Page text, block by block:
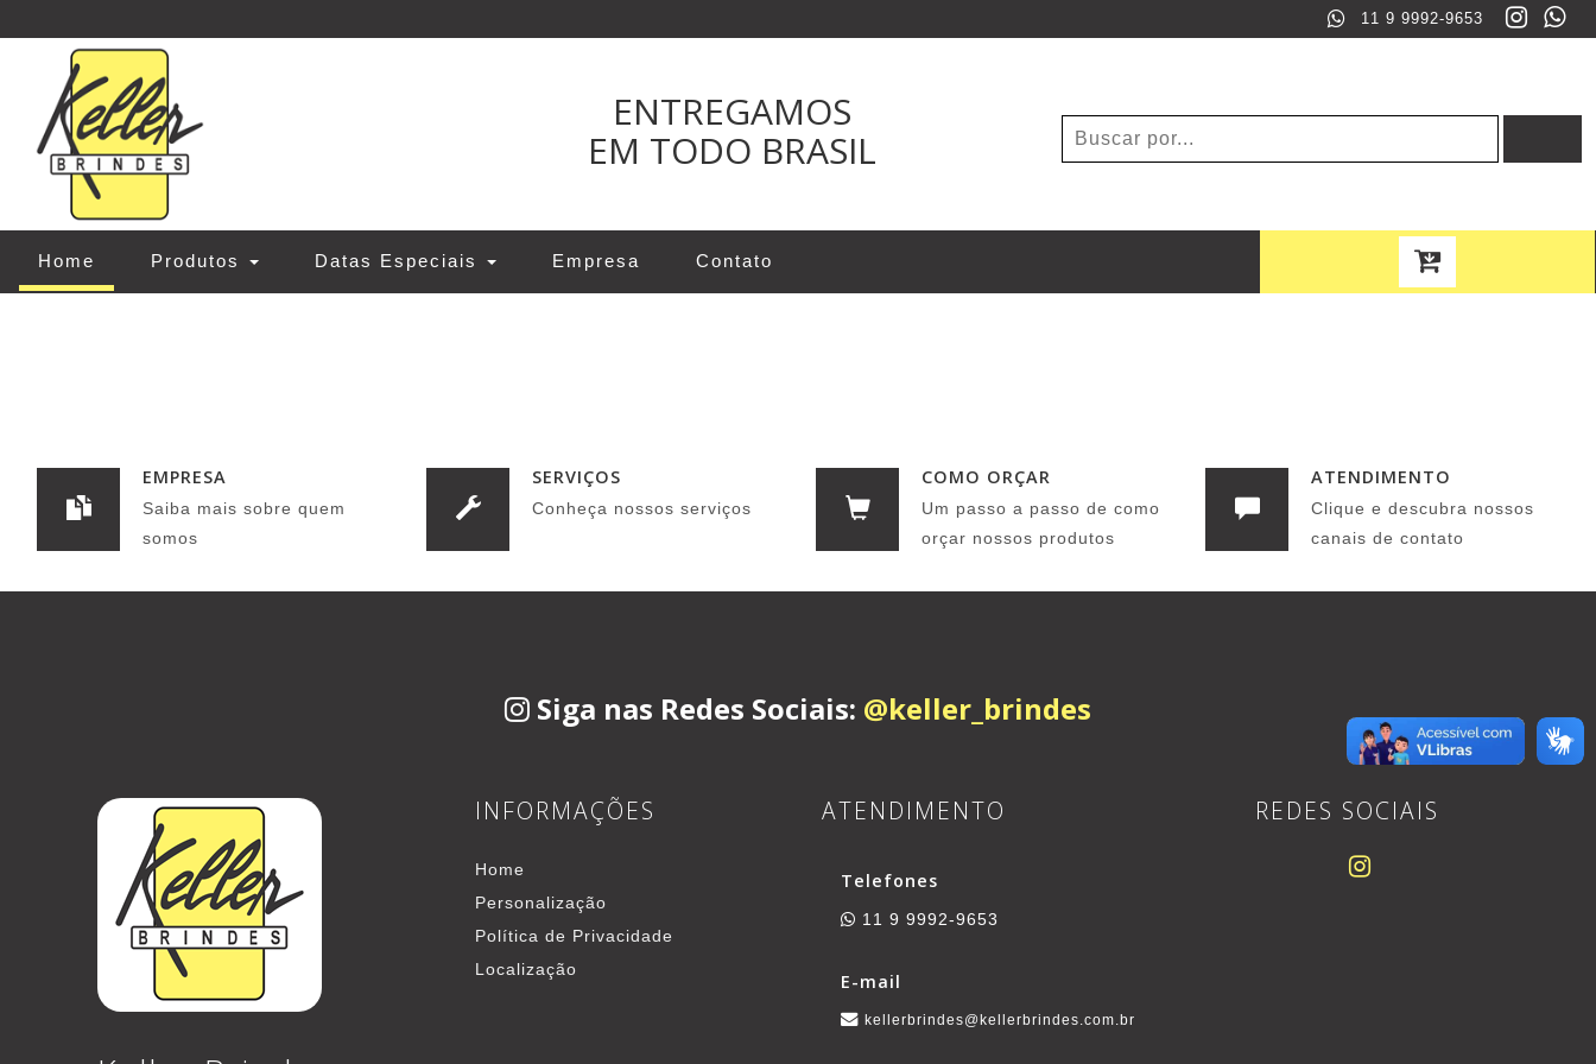
11 9 9992-9653
ENTREGAMOS
EM TODO BRASIL
Home (current)Produtos Datas Especiais Empresa Contato
EMPRESA
Saiba mais sobre quem
somos
SERVIÇOS
Conheça nossos serviços
COMO ORÇAR
Um passo a passo de como
orçar nossos produtos
ATENDIMENTO
Clique e descubra nossos
canais de contato
Siga nas Redes Sociais: @keller_brindes
INFORMAÇÕES
Home
Personalização
Política de Privacidade
Localização
ATENDIMENTO
Telefones
11 9 9992-9653
E-mail
kellerbrindes@kellerbrindes.com.br
REDES SOCIAIS